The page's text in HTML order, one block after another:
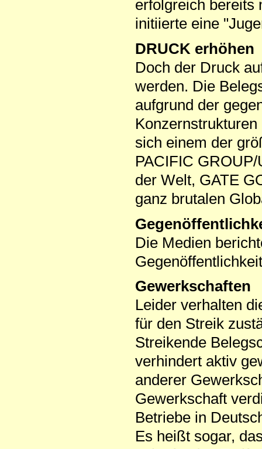
erfolgreich bereits
initiierte eine
DRUCK erhöhen
Doch der Druck
werden. Die
aufgrund der
sich einem der
PACIFIC
der Welt, GATE
ganz brutalen
Die Medien
Gewerkschaften
Leider verhalten
für den Streik
Streikende
verhindert aktiv
anderer
Gewerkschaft
Betriebe in
Es heißt sogar,